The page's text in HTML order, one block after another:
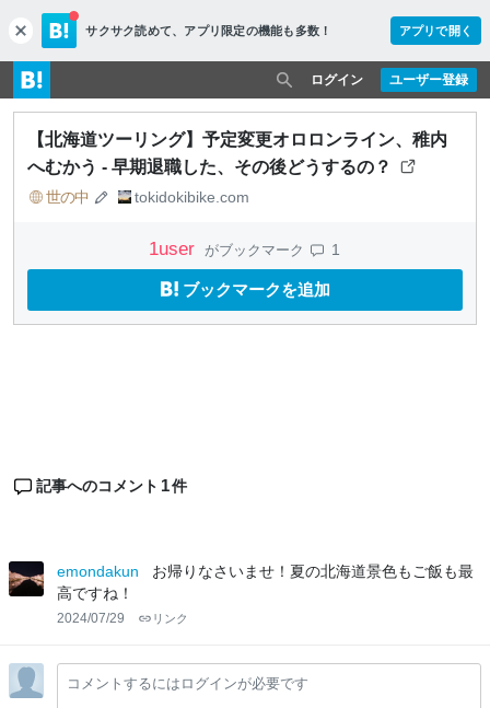
c
l
o
s
e
サクサク読めて、 アプリ限定の機能も多数！ アプリで開く
ユーザー登録
ログイン
【北海道ツーリング】予定変更オロロンライン、稚内
へむかう - 早期退職した、その後どうするの？
世の中 tokidokibike.com
1user がブックマーク 1
ブックマークを追加
記事へのコメント 1件
emondakun
お帰りなさいませ！夏の北海道景色もご飯も最
高ですね！
2024/07/29 リンク
コメントするにはログインが必要です